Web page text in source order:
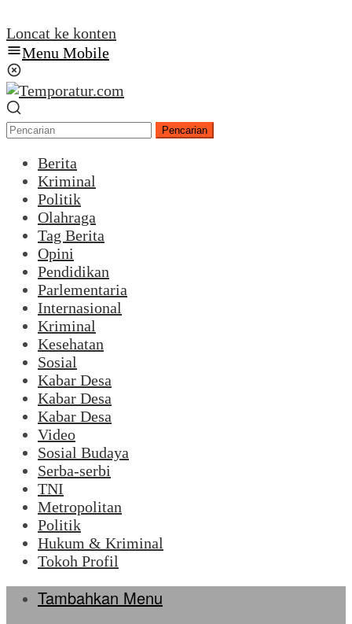
Loncat ke konten
Menu Mobile
Pencarian
Berita
Kriminal
Politik
Olahraga
Tag Berita
Opini
Pendidikan
Parlementaria
Internasional
Kriminal
Kesehatan
Sosial
Kabar Desa
Kabar Desa
Kabar Desa
Video
Sosial Budaya
Serba-serbi
TNI
Metropolitan
Politik
Hukum & Kriminal
Tokoh Profil
Tambahkan Menu